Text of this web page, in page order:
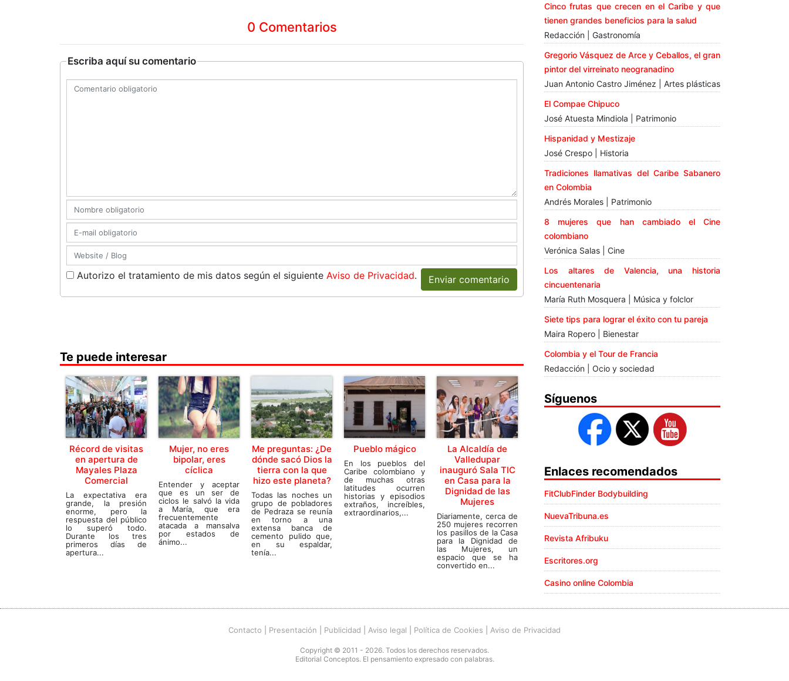
0 Comentarios
Escriba aquí su comentario
Autorizo el tratamiento de mis datos según el siguiente Aviso de Privacidad. Enviar comentario
Te puede interesar
Récord de visitas
en apertura de
Mayales Plaza
Comercial
La expectativa era
grande, la presión
enorme, pero la
respuesta del público
lo superó todo.
Durante los tres
primeros días de
apertura...
Mujer, no eres
bipolar, eres
cíclica
Entender y aceptar
que es un ser de
ciclos le salvó la vida
a María, que era
frecuentemente
atacada a mansalva
por estados de
ánimo...
Me preguntas: ¿De
dónde sacó Dios la
tierra con la que
hizo este planeta?
Todas las noches un
grupo de pobladores
de Pedraza se reunía
en torno a una
extensa banca de
cemento pulido que,
en su espaldar,
tenía...
Pueblo mágico
En los pueblos del
Caribe colombiano y
de muchas otras
latitudes ocurren
historias y episodios
extraños, increíbles,
extraordinarios,...
La Alcaldía de
Valledupar
inauguró Sala TIC
en Casa para la
Dignidad de las
Mujeres
Diariamente, cerca de
250 mujeres recorren
los pasillos de la Casa
para la Dignidad de
las Mujeres, un
espacio que se ha
convertido en...
Cinco frutas que crecen en el Caribe y que
tienen grandes beneficios para la salud
Redacción | Gastronomía
Gregorio Vásquez de Arce y Ceballos, el gran
pintor del virreinato neogranadino
Juan Antonio Castro Jiménez | Artes plásticas
El Compae Chipuco
José Atuesta Mindiola | Patrimonio
Hispanidad y Mestizaje
José Crespo | Historia
Tradiciones llamativas del Caribe Sabanero
en Colombia
Andrés Morales | Patrimonio
8 mujeres que han cambiado el Cine
colombiano
Verónica Salas | Cine
Los altares de Valencia, una historia
cincuentenaria
María Ruth Mosquera | Música y folclor
Siete tips para lograr el éxito con tu pareja
Maira Ropero | Bienestar
Colombia y el Tour de Francia
Redacción | Ocio y sociedad
Síguenos
Enlaces recomendados
FitClubFinder Bodybuilding
NuevaTribuna.es
Revista Afribuku
Escritores.org
Casino online Colombia
Contacto Presentación Publicidad Aviso legal Política de Cookies Aviso de Privacidad
Copyright © 2011 - 2026. Todos los derechos reservados.
Editorial Conceptos. El pensamiento expresado con palabras.